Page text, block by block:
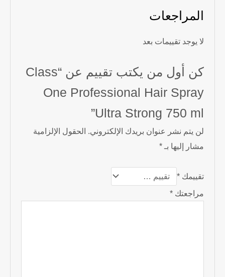
المراجعات
لا يوجد تقييمات بعد
كن أول من يكتب تقييم عن “Class
One Professional Hair Spray
Ultra Strong 750 ml”
لن يتم نشر عنوان بريدك الإلكتروني. الحقول الإلزامية
مشار إليها بـ*
تقييمك*
مراجعتك*